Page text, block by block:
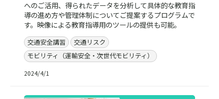
へのご活用、得られたデータを分析して具体的な教育指
導の進め方や管理体制についてご提案するプログラムで
す。映像による教育指導用のツールの提供も可能。
交通安全講習
交通リスク
モビリティ（運輸安全・次世代モビリティ）
2024/4/1